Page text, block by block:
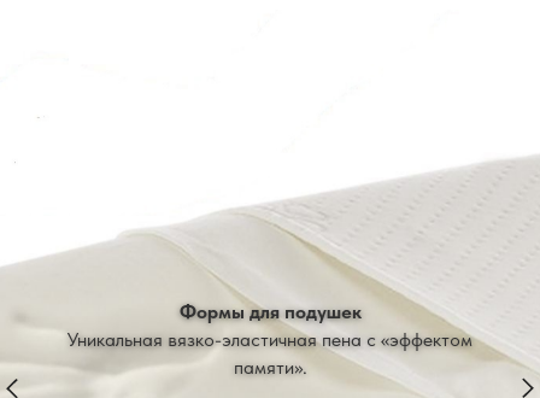
Формы для подушек
Уникальная вязко-эластичная пена с «эффектом
памяти».